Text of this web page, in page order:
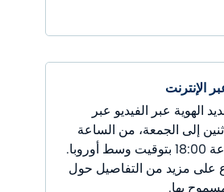
الإنترنت
الهوية عبر الفيديو عبر
إلى الجمعة، من الساعة
9:00 إلى الساعة 18:00 بتوقيت وسط أوروبا.
على مزيد من التفاصيل حول
بها.